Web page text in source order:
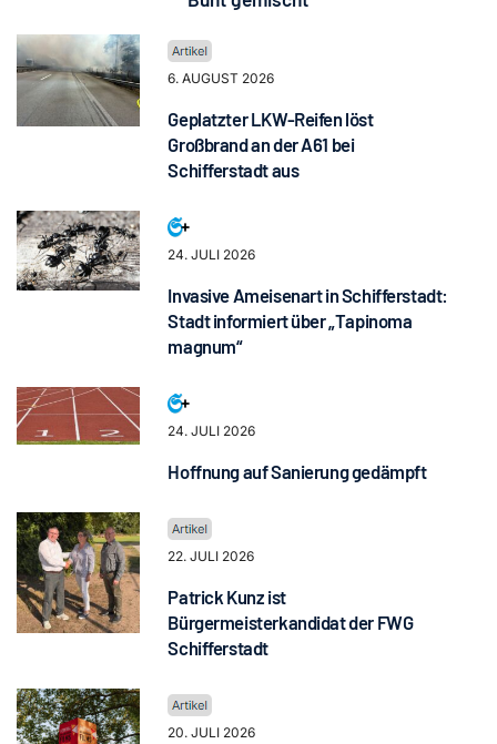
6. AUGUST 2026
Geplatzter LKW-Reifen löst
Großbrand an der A61 bei
Schifferstadt aus
24. JULI 2026
Invasive Ameisenart in Schifferstadt:
Stadt informiert über „Tapinoma
magnum“
24. JULI 2026
Hoffnung auf Sanierung gedämpft
22. JULI 2026
Patrick Kunz ist
Bürgermeisterkandidat der FWG
Schifferstadt
20. JULI 2026